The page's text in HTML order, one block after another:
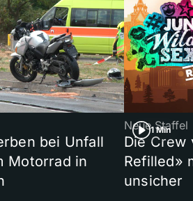
bei Unfall
Motorrad in
1 Min
Neue Staffel
Die Crew
Refilled»
unsicher